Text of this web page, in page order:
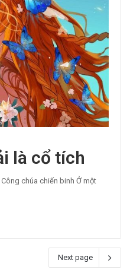
là cổ tích
chúa chiến binh Ở một
Next page